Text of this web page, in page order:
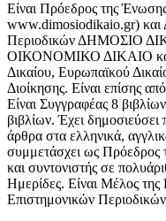
Είναι Πρόεδρος της
www.dimosiodikaio.gr) και
Περιοδικών ΔΗΜΟΣΙΟ
ΟΙΚΟΝΟΜΙΚΟ ΔΙΚΑΙΟ και
Δικαίου, Ευρωπαϊκού
Διοίκησης. Είναι επίσης
Είναι Συγγραφέας 8
βιβλίων. Έχει δημοσιεύσει
άρθρα στα ελληνικά,
συμμετάσχει ως Πρόεδρος
και συντονιστής σε
Ημερίδες. Είναι Μέλος
Επιστημονικών